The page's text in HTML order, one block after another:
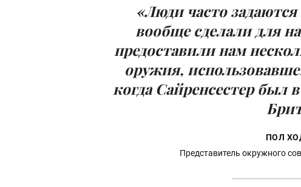
«Люди часто
вообще сделали для
предоставили нам
оружия,
когда Сайренсестер был
ПОЛ
Представитель окружного